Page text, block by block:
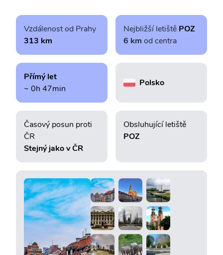
Vzdálenost od Prahy
313 km
Nejbližší letiště POZ
6 km od centra
Přímý let
~ 0h 47min
Polsko
Časový posun proti
ČR
Stejný jako v ČR
Obsluhující letiště
POZ